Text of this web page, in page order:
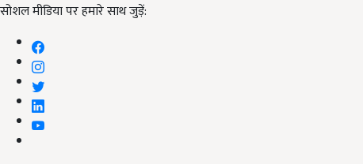
सोशल मीडिया पर हमारे साथ जुड़ें: